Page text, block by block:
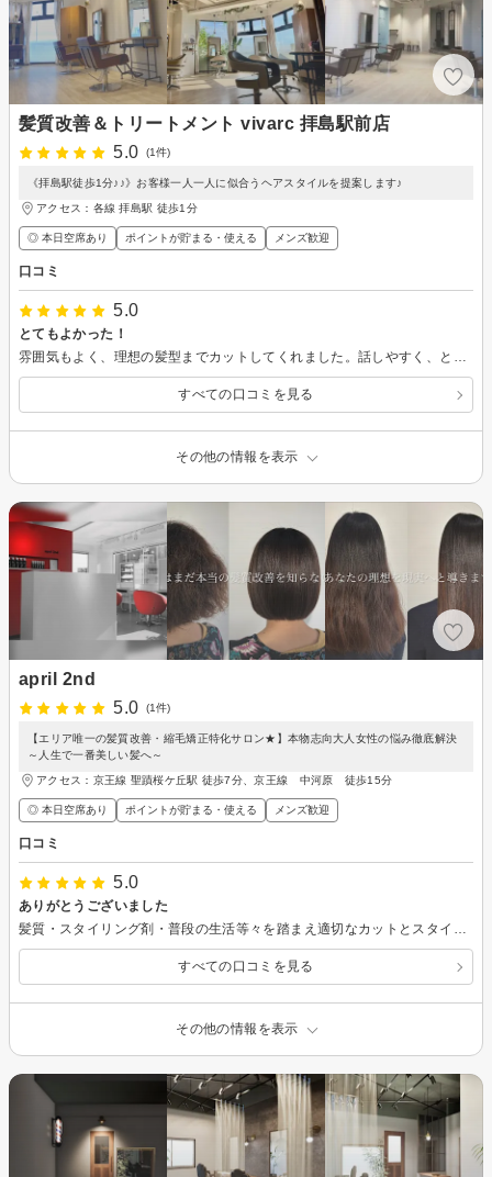
髪質改善＆トリートメント vivarc 拝島駅前店
5.0
(1件)
《拝島駅徒歩1分♪♪》お客様一人一人に似合うヘアスタイルを提案します♪
アクセス：各線 拝島駅 徒歩1分
◎ 本日空席あり ポイントが貯まる・使える メンズ歓迎
口コミ
5.0
とてもよかった！
雰囲気もよく、理想の髪型までカットしてくれました。話しやすく、とてもよかったです！またお願いしたいです！
すべての口コミを見る
その他の情報を表示
april 2nd
5.0
(1件)
【エリア唯一の髪質改善・縮毛矯正特化サロン★】本物志向大人女性の悩み徹底解決
～人生で一番美しい髪へ～
アクセス：京王線 聖蹟桜ケ丘駅 徒歩7分、京王線 中河原 徒歩15分
◎ 本日空席あり ポイントが貯まる・使える メンズ歓迎
口コミ
5.0
ありがとうございました
髪質・スタイリング剤・普段の生活等々を踏まえ適切なカットとスタイリングをして頂きました あと過去1マッサージが上手い美容師さんでした。私に最適な強さでして頂き体も軽くなりました
すべての口コミを見る
その他の情報を表示